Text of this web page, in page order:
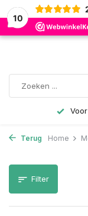
10
Terug Home
Filter